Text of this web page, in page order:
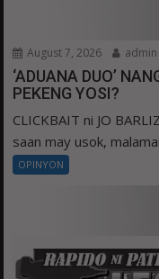
August 7, 2026 admin
‘ADUANA DUO’
PEKENG YOSI?
CLICKBAIT ni JO
saan may usok,
OPINYON